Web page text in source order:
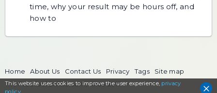
time, why your result may be hours off, and
how to
This website uses cookies to improve the user experience, privacy
policy.
Home About Us Contact Us Privacy Tags
Site map
The FreeToolOnline.com, since 2017